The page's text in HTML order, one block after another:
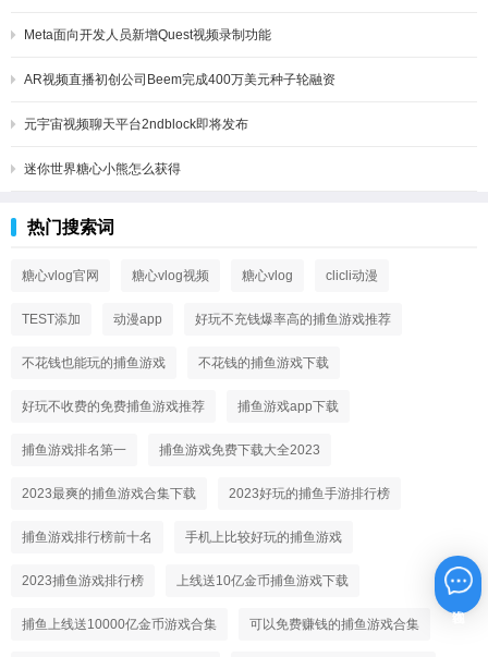
Meta面向开发人员新增Quest视频录制功能
AR视频直播初创公司Beem完成400万美元种子轮融资
元宇宙视频聊天平台2ndblock即将发布
迷你世界糖心小熊怎么获得
热门搜索词
糖心vlog官网 糖心vlog视频 糖心vlog clicli动漫
TEST添加 动漫app 好玩不充钱爆率高的捕鱼游戏推荐
不花钱也能玩的捕鱼游戏 不花钱的捕鱼游戏下载
好玩不收费的免费捕鱼游戏推荐 捕鱼游戏app下载
捕鱼游戏排名第一 捕鱼游戏免费下载大全2023
2023最爽的捕鱼游戏合集下载 2023好玩的捕鱼手游排行榜
捕鱼游戏排行榜前十名 手机上比较好玩的捕鱼游戏
2023捕鱼游戏排行榜 上线送10亿金币捕鱼游戏下载
捕鱼上线送10000亿金币游戏合集 可以免费赚钱的捕鱼游戏合集